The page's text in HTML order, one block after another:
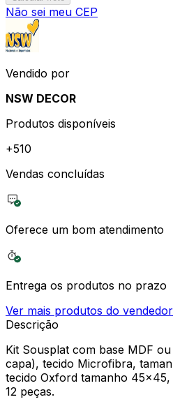
Não sei meu CEP
Vendido por
NSW DECOR
Produtos disponíveis
+510
Vendas concluídas
Oferece um bom atendimento
Entrega os produtos no prazo
Ver mais produtos do vendedor
Descrição
Kit Sousplat com base MDF
capa), tecido Microfibra,
tecido Oxford tamanho 45x45,
12 peças.